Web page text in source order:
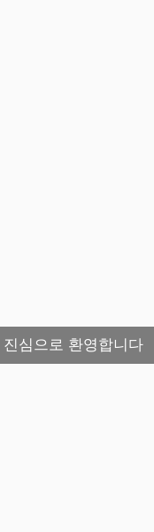
심으로 환영합니다